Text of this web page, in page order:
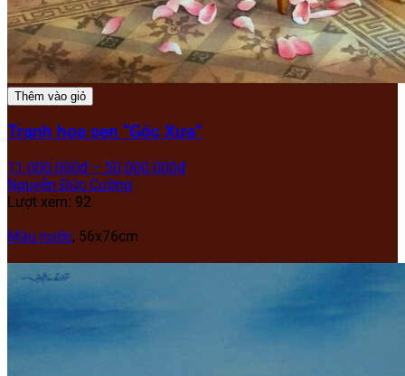
Thêm vào giỏ
Tranh hoa sen “Góc Xưa”
11.000.000₫ – 50.000.000₫
Nguyễn Đức Cường
Lượt xem: 92
Màu nước, 56x76cm